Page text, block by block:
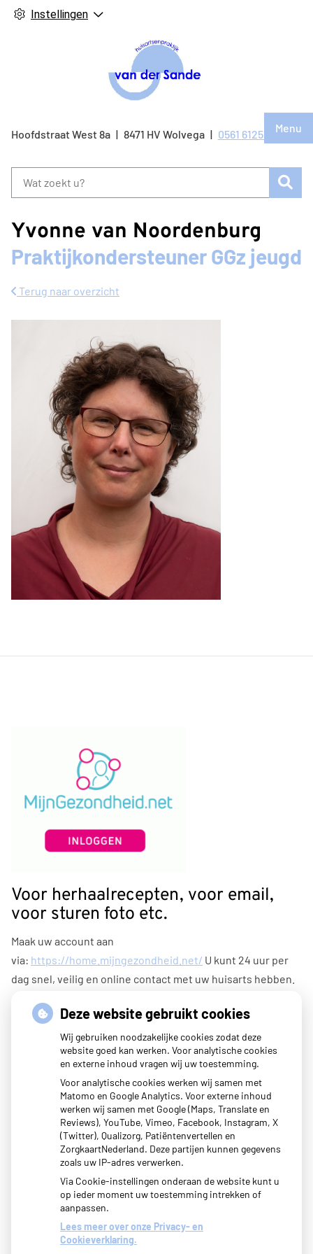
Instellingen
Menu
Hoofdstraat West8a 8471 HV Wolvega Tel:
0561 612514
Yvonne van Noordenburg
Praktijkondersteuner GGz jeugd
Terug naar overzicht
Voor herhaalrecepten, voor email,
voor sturen foto etc.
Maak uw account aan
via: https://home.mijngezondheid.net/ U kunt 24 uur per
dag snel, veilig en online contact met uw huisarts hebben.
U kunt online afspraken maken (tijdelijk niet i.v.m. corona),
vragen stellen, herhaalrecepten bestellen en labuitslagen
inzien. Daarnaast is het ook mogelijk om een samenvatting
in te zien van uw medisch dossier.
Met uw eigen account logt u veilig in en hoeft u niet elke
keer opnieuw uw gegevens in te voeren.
Deze website gebruikt cookies
Wij gebruiken noodzakelijke cookies zodat deze
website goed kan werken. Voor analytische cookies
en externe inhoud vragen wij uw toestemming.
Voor analytische cookies werken wij samen met
Matomo en Google Analytics. Voor externe inhoud
werken wij samen met Google (Maps, Translate en
Reviews), YouTube, Vimeo, Facebook, Instagram, X
(Twitter), Qualizorg, Patiëntenvertellen en
ZorgkaartNederland. Deze partijen kunnen gegevens
zoals uw IP-adres verwerken.
Via Cookie-instellingen onderaan de website kunt u
op ieder moment uw toestemming intrekken of
aanpassen.
Lees meer over onze Privacy- en
Cookieverklaring.